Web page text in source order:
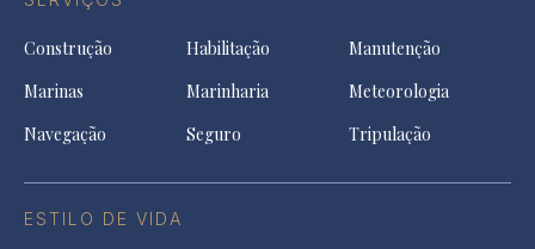
Construção Habilitação
Manutenção
Marinas
Marinharia
Meteorologia
Navegação
Seguro Tripulação
ESTILO DE VIDA